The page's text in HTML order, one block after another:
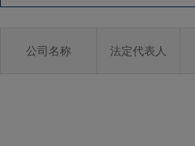
公司名称 法定代表人